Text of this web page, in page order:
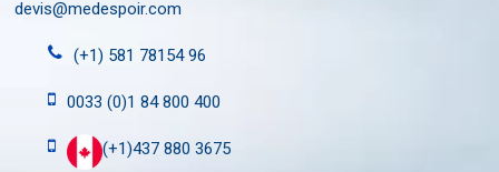
devis@medespoir.com
(+1) 581 78154 96
0033 (0)1 84 800 400
(+1)437 880 3675